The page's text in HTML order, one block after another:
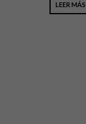
LEER MÁS